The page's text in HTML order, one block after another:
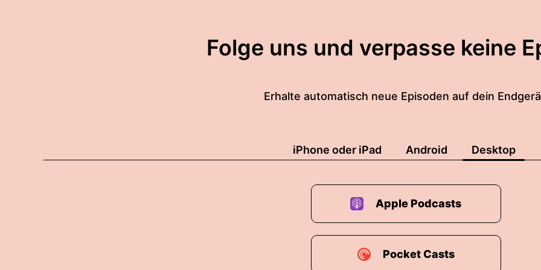
Folge uns und verpasse keine
Erhalte automatisch neue Episoden auf dein
iPhone oder iPad Android Desktop
Apple Podcasts
Pocket Casts